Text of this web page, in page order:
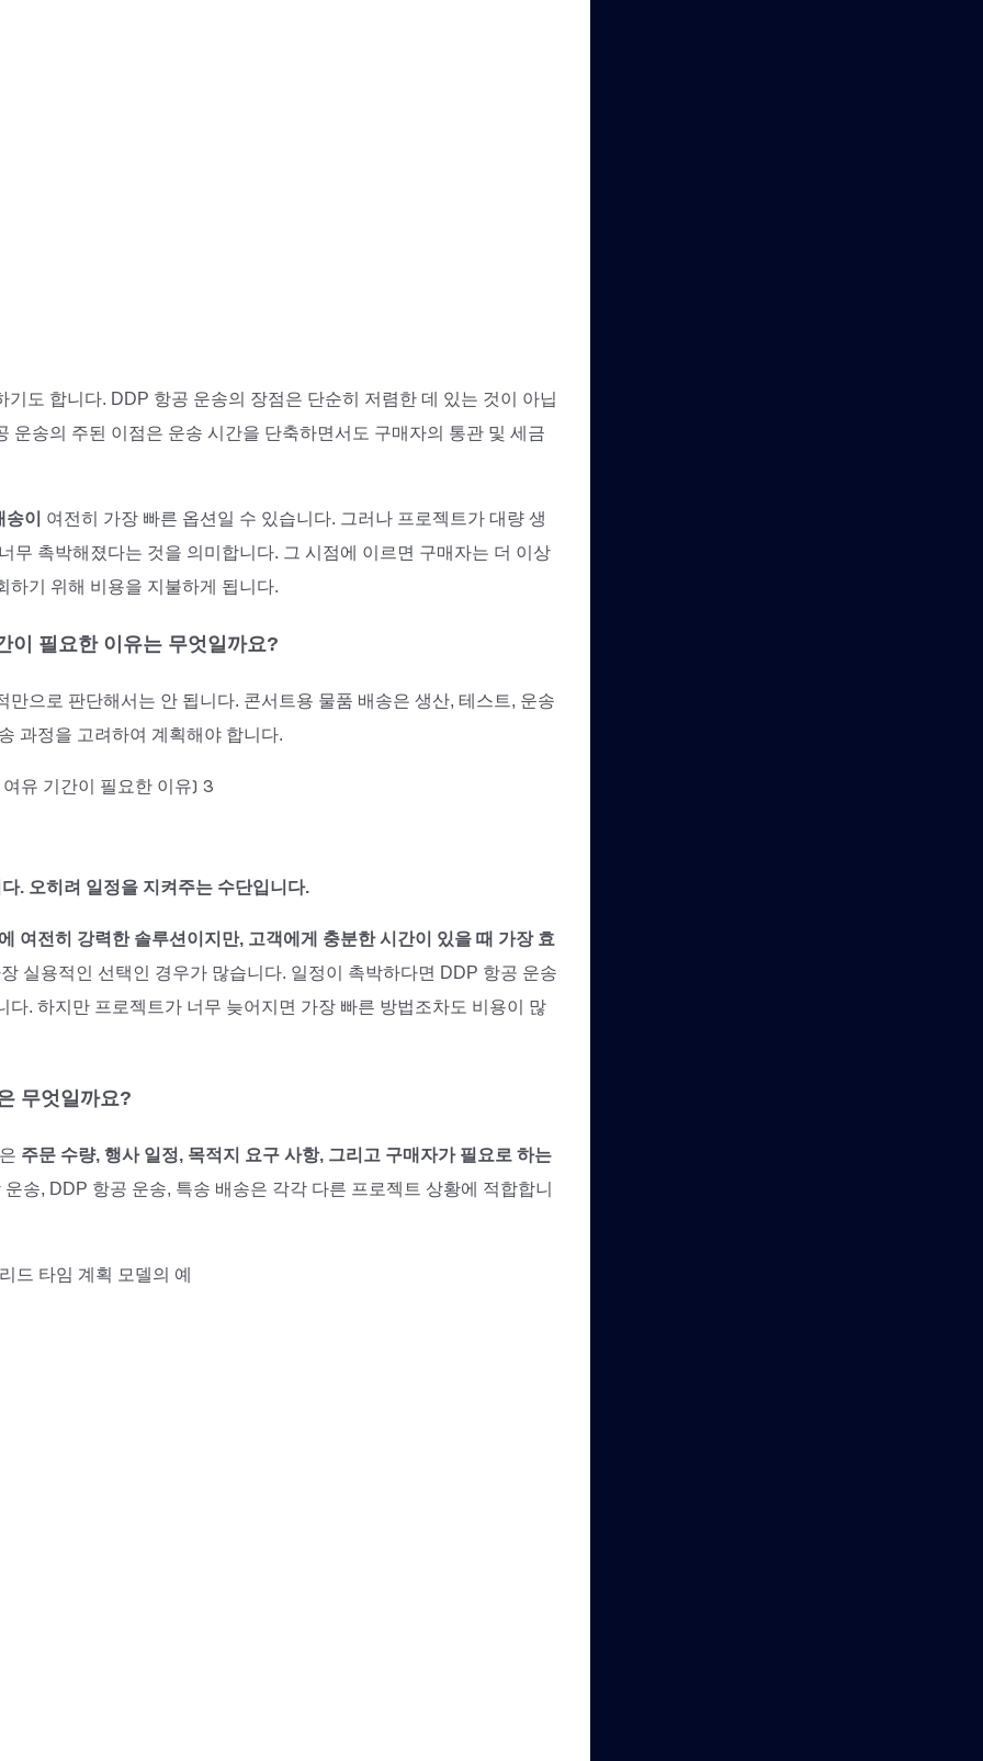
기도 합니다. DDP 항공 운송의 장점은 단순히 저렴한 데 있는 것이 아닙
운송의 주된 이점은 운송 시간을 단축하면서도 구매자의 통관 및 세금
이
여전히 가장 빠른 옵션일 수 있습니다. 그러나 프로젝트가 대량 생
무 촉박해졌다는 것을 의미합니다. 그 시점에 이르면 구매자는 더 이상
하기 위해 비용을 지불하게 됩니다.
이 필요한 이유는 무엇일까요?
으로 판단해서는 안 됩니다. 콘서트용 물품 배송은 생산, 테스트, 운송
과정을 고려하여 계획해야 합니다.
. 오히려 일정을 지켜주는 수단입니다.
여전히 강력한 솔루션이지만, 고객에게 충분한 시간이 있을 때 가장 효
실용적인 선택인 경우가 많습니다. 일정이 촉박하다면 DDP 항공 운송
. 하지만 프로젝트가 너무 늦어지면 가장 빠른 방법조차도 비용이 많
무엇일까요?
주문 수량, 행사 일정, 목적지 요구 사항, 그리고 구매자가 필요로 하는
송, DDP 항공 운송, 특송 배송은 각각 다른 프로젝트 상황에 적합합니